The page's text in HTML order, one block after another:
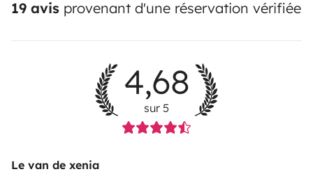
19 avis provenant d'une réservation vérifiée
4,68
sur 5
Le van de xenia